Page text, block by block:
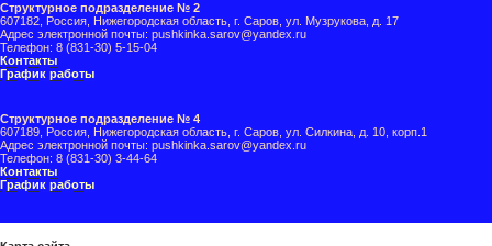
Структурное подразделение № 2
607182, Россия, Нижегородская область, г. Саров, ул. Музрукова, д. 17
Адрес электронной почты: pushkinka.sarov@yandex.ru
Телефон: 8 (831-30) 5-15-04
Контакты
График работы
Структурное подразделение № 4
607189, Россия, Нижегородская область, г. Саров, ул. Силкина, д. 10, корп.1
Адрес электронной почты: pushkinka.sarov@yandex.ru
Телефон: 8 (831-30) 3-44-64
Контакты
График работы